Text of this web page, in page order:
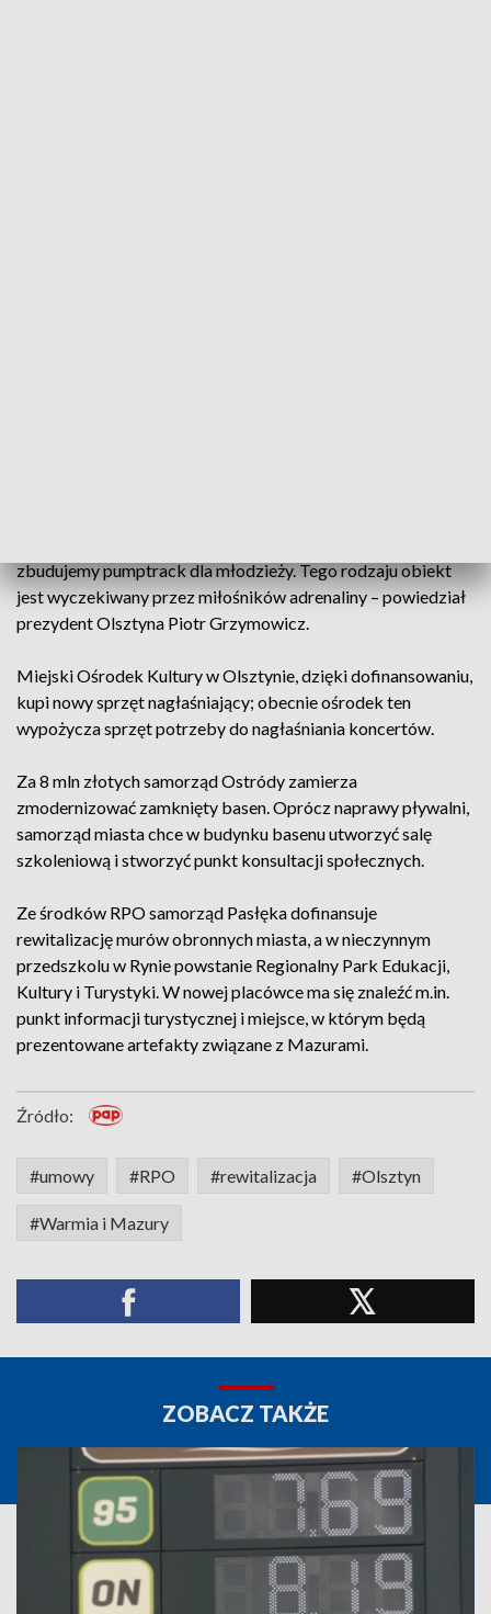
zbudujemy pumptrack dla młodzieży. Tego rodzaju obiekt
jest wyczekiwany przez miłośników adrenaliny – powiedział
prezydent Olsztyna Piotr Grzymowicz.
Miejski Ośrodek Kultury w Olsztynie, dzięki dofinansowaniu,
kupi nowy sprzęt nagłaśniający; obecnie ośrodek ten
wypożycza sprzęt potrzeby do nagłaśniania koncertów.
Za 8 mln złotych samorząd Ostródy zamierza
zmodernizować zamknięty basen. Oprócz naprawy pływalni,
samorząd miasta chce w budynku basenu utworzyć salę
szkoleniową i stworzyć punkt konsultacji społecznych.
Ze środków RPO samorząd Pasłęka dofinansuje
rewitalizację murów obronnych miasta, a w nieczynnym
przedszkolu w Rynie powstanie Regionalny Park Edukacji,
Kultury i Turystyki. W nowej placówce ma się znaleźć m.in.
punkt informacji turystycznej i miejsce, w którym będą
prezentowane artefakty związane z Mazurami.
Źródło:
#umowy #RPO #rewitalizacja #Olsztyn
#Warmia i Mazury
ZOBACZ TAKŻE